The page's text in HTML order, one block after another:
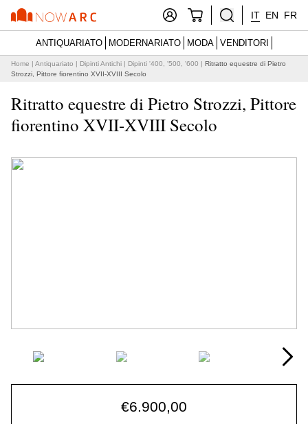
IT EN FR
ANTIQUARIATO MODERNARIATO MODA VENDITORI
Home | Antiquariato | Dipinti Antichi | Dipinti '400, '500, '600 | Ritratto equestre di Pietro
Strozzi, Pittore fiorentino XVII-XVIII Secolo
Ritratto equestre di Pietro Strozzi, Pittore
fiorentino XVII-XVIII Secolo
€6.900,00